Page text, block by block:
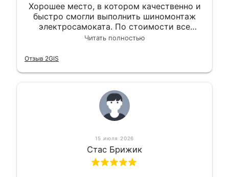
Хорошее место, в котором качественно и
быстро смогли выполнить шиномонтаж
электросамоката. По стоимости все
вышло вообще приемлемо хочу сказать.
Читать полностью
Отзыв 2GIS
15 июля 2026
Стас Брижик